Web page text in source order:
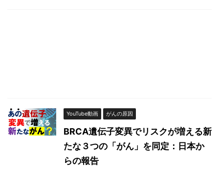
YouTube動画 がんの原因
BRCA遺伝子変異でリスクが増える新
たな３つの「がん」を同定：日本か
らの報告